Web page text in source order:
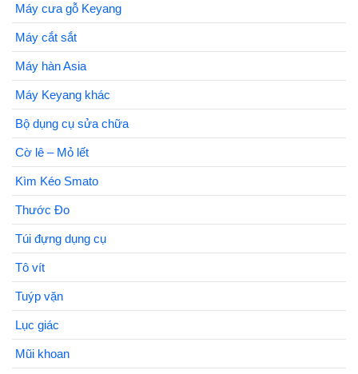
Máy cưa gỗ Keyang
Máy cắt sắt
Máy hàn Asia
Máy Keyang khác
Bộ dụng cụ sửa chữa
Cờ lê – Mỏ lết
Kìm Kéo Smato
Thước Đo
Túi đựng dụng cụ
Tô vít
Tuýp vặn
Lục giác
Mũi khoan